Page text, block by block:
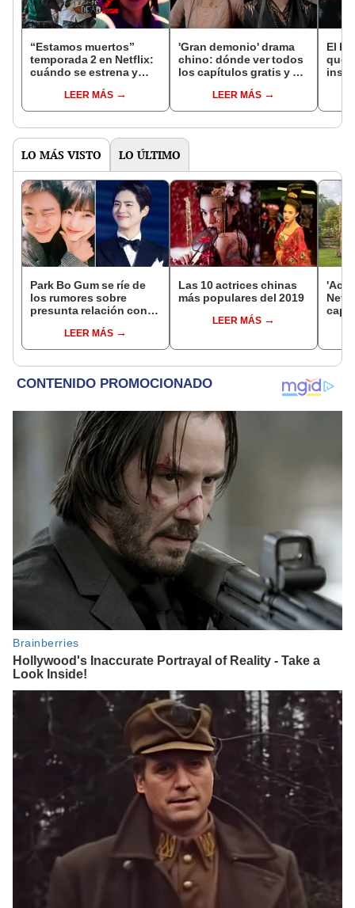
“Estamos muertos”
temporada 2 en Netflix:
cuándo se estrena y
temporadaLEER MÁS
'Gran demonio' drama
chino: dónde ver todos
los capítulos gratis y en
LEER MÁS
El k-
que
LO MÁS VISTO LO ÚLTIMO
Park Bo Gum se ríe de
los rumores sobre
presunta relación con
LEER MÁS
Las 10 actrices chinas
más populares del 2019
LEER MÁS